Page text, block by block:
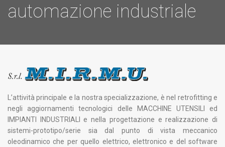
automazione industriale
L’attività principale e la nostra specializzazione, è nel retrofitting e
negli aggiornamenti tecnologici delle MACCHINE UTENSILI ed
IMPIANTI INDUSTRIALI e nella progettazione e realizzazione di
sistemi-prototipo/serie sia dal punto di vista meccanico
oleodinamico che per quello elettrico, elettronico e del software